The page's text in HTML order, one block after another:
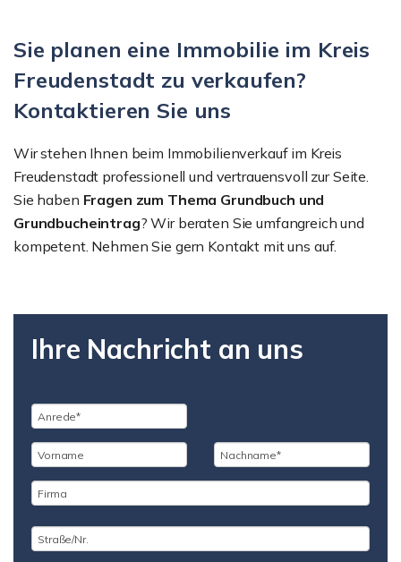
Sie planen eine Immobilie im Kreis
Freudenstadt zu verkaufen?
Kontaktieren Sie uns
Wir stehen Ihnen beim Immobilienverkauf im Kreis
Freudenstadt professionell und vertrauensvoll zur Seite.
Sie haben Fragen zum Thema Grundbuch und
Grundbucheintrag? Wir beraten Sie umfangreich und
kompetent. Nehmen Sie gern Kontakt mit uns auf.
Ihre Nachricht an uns